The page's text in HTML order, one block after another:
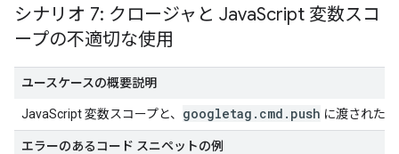
シナリオ 7: クロージャと JavaScript 変数スコ
ープの不適切な使用
ユースケースの概要説明
JavaScript 変数スコープと、 googletag . cmd . push に渡された
エラーのあるコード スニペットの例